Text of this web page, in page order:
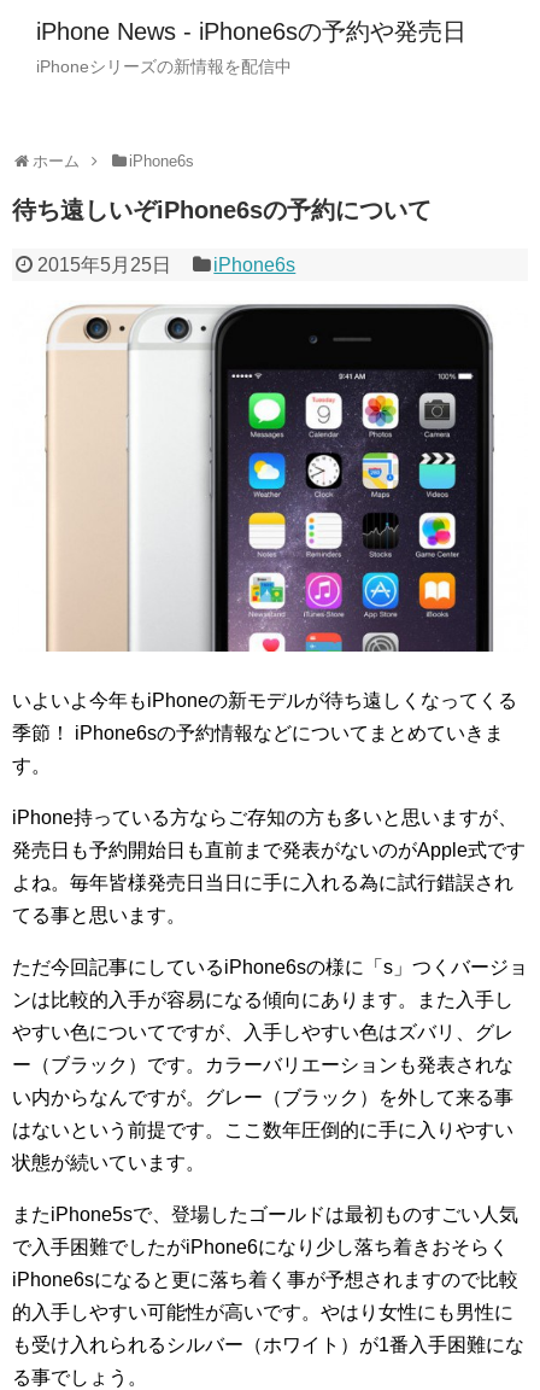
iPhone News - iPhone6sの予約や発売日
iPhoneシリーズの新情報を配信中
ホーム iPhone6s
待ち遠しいぞiPhone6sの予約について
2015年5月25日 iPhone6s
いよいよ今年もiPhoneの新モデルが待ち遠しくなってくる
季節！ iPhone6sの予約情報などについてまとめていきま
す。
iPhone持っている方ならご存知の方も多いと思いますが、
発売日も予約開始日も直前まで発表がないのがApple式です
よね。毎年皆様発売日当日に手に入れる為に試行錯誤され
てる事と思います。
ただ今回記事にしているiPhone6sの様に「s」つくバージョ
ンは比較的入手が容易になる傾向にあります。また入手し
やすい色についてですが、入手しやすい色はズバリ、グレ
ー（ブラック）です。カラーバリエーションも発表されな
い内からなんですが。グレー（ブラック）を外して来る事
はないという前提です。ここ数年圧倒的に手に入りやすい
状態が続いています。
またiPhone5sで、登場したゴールドは最初ものすごい人気
で入手困難でしたがiPhone6になり少し落ち着きおそらく
iPhone6sになると更に落ち着く事が予想されますので比較
的入手しやすい可能性が高いです。やはり女性にも男性に
も受け入れられるシルバー（ホワイト）が1番入手困難にな
る事でしょう。